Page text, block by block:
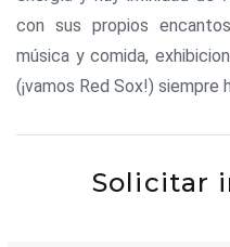
con sus propios
música y comida,
(¡vamos Red Sox!) siempre
Solicitar